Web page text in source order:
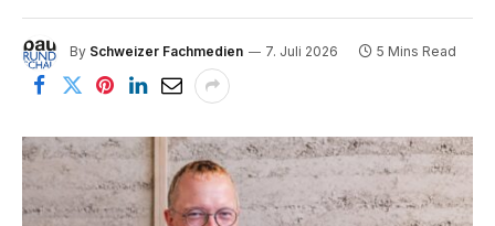
By Schweizer Fachmedien 7. Juli 2026 5 Mins Read